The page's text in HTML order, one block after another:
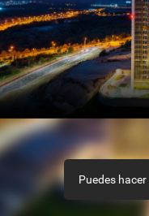
URBANISMO
Recuperaciónde laaldea
deRuesta,en Zaragoza